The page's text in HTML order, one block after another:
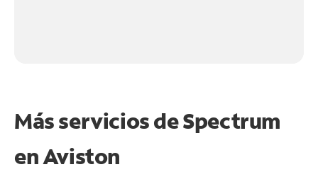
Más servicios de Spectrum
enAviston